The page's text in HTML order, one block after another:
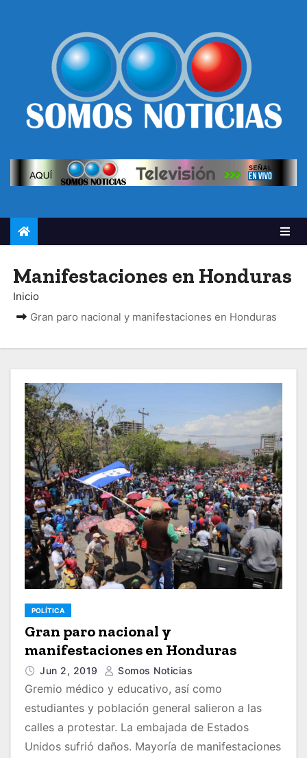
Manifestaciones en Honduras
Inicio
Gran paro nacional y manifestaciones en Honduras
POLÍTICA
Gran paro nacional y
manifestaciones en Honduras
Jun 2, 2019 Somos Noticias
Gremio médico y educativo, así como
estudiantes y población general salieron a las
calles a protestar. La embajada de Estados
Unidos sufrió daños. Mayoría de manifestaciones